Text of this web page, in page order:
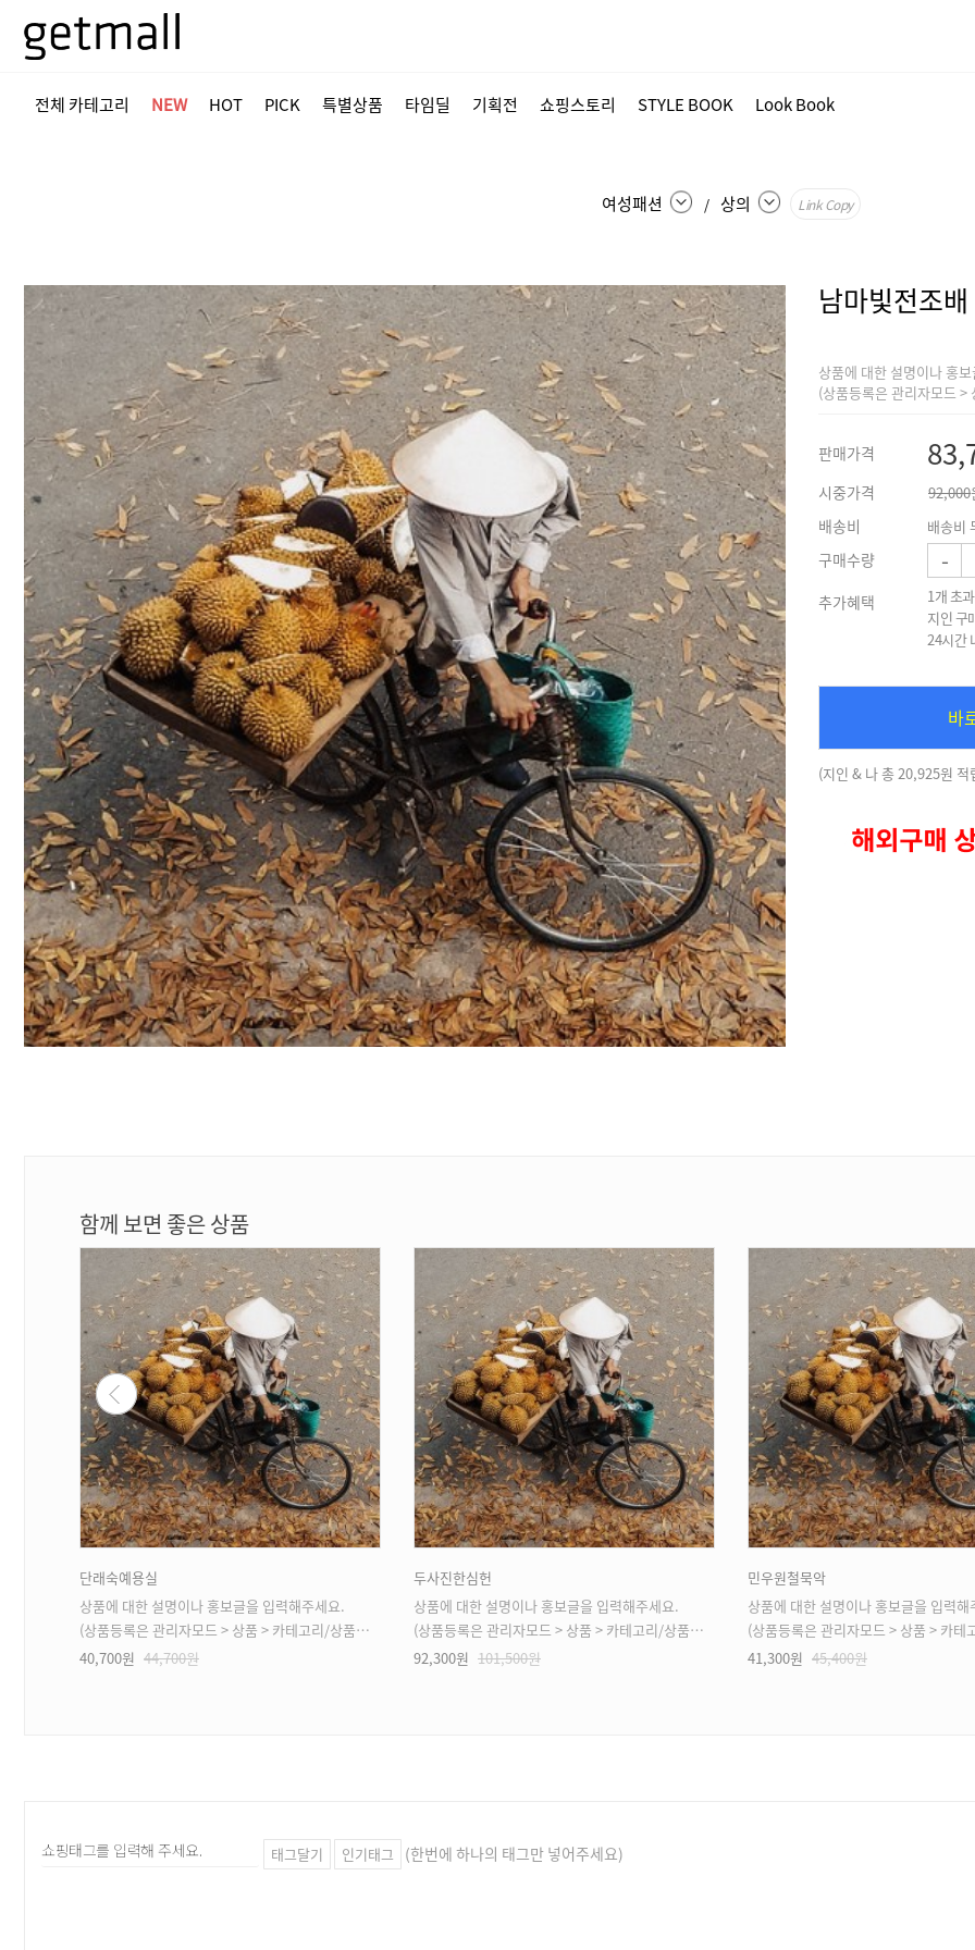
전체 카테고리 NEW HOT PICK 특별상품 타임딜 기획전 쇼핑스토리 STYLE BOOK Look Book
여성패션 / 상의 Link Copy
남마빛전조배
상품에 대한 설명이나 홍
(상품등록은 관리자모드
판매가격
시중가격 92,000
배송비 배송비
구매수량 -
추가혜택
1개 초
지인 구
24시간
바
(지인 & 나 총 20,925원 적
함께 보면 좋은 상품
단래숙예용실
상품에 대한 설명이나 홍보글을 입력해주세요.
(상품등록은 관리자모드 > 상품 > 카테고리/상품관리 > 상품등록 가능)
44,700원
40,700원
두사진한심헌
상품에 대한 설명이나 홍보글을 입력해주세요.
(상품등록은 관리자모드 > 상품 > 카테고리/상품관리 > 상품등록 가능)
101,500원
92,300원
민우원철묵악
상품에 대한 설명이나 홍보글을 입력해
(상품등록은 관리자모드 > 상품 > 카테고리/상품관리 >
45,400원
41,300원
태그달기 인기태그 (한번에 하나의 태그만 넣어주세요)